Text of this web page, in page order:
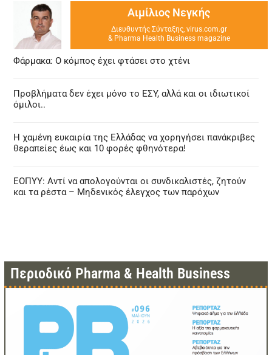
Αιμίλιος Νεγκής
Διευθυντής Σύνταξης, virus.com.gr
& Pharma Health Business magazine
Φάρμακα: Ο κόμπος έχει φτάσει στο χτένι
Προβλήματα δεν έχει μόνο το ΕΣΥ, αλλά και οι ιδιωτικοί
όμιλοι..
Η χαμένη ευκαιρία της Ελλάδας να χορηγήσει πανάκριβες
θεραπείες έως και 10 φορές φθηνότερα!
ΕΟΠΥΥ: Αντί να απολογούνται οι συνδικαλιστές, ζητούν
και τα ρέστα – Μηδενικός έλεγχος των παρόχων
Περιοδικό Pharma & Health Business